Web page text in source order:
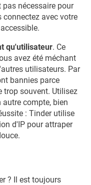
pas nécessaire pour
avec votre
qu'utilisateur. Ce
avez été méchant
utilisateurs. Par
bannies parce
trop souvent. Utilisez
autre compte, bien
: Tinder utilise
d'IP pour attraper
? Il est toujours